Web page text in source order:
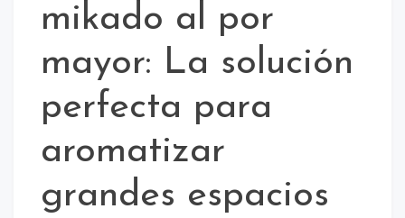
mikado al por
mayor: La solución
perfecta para
aromatizar
grandes espacios